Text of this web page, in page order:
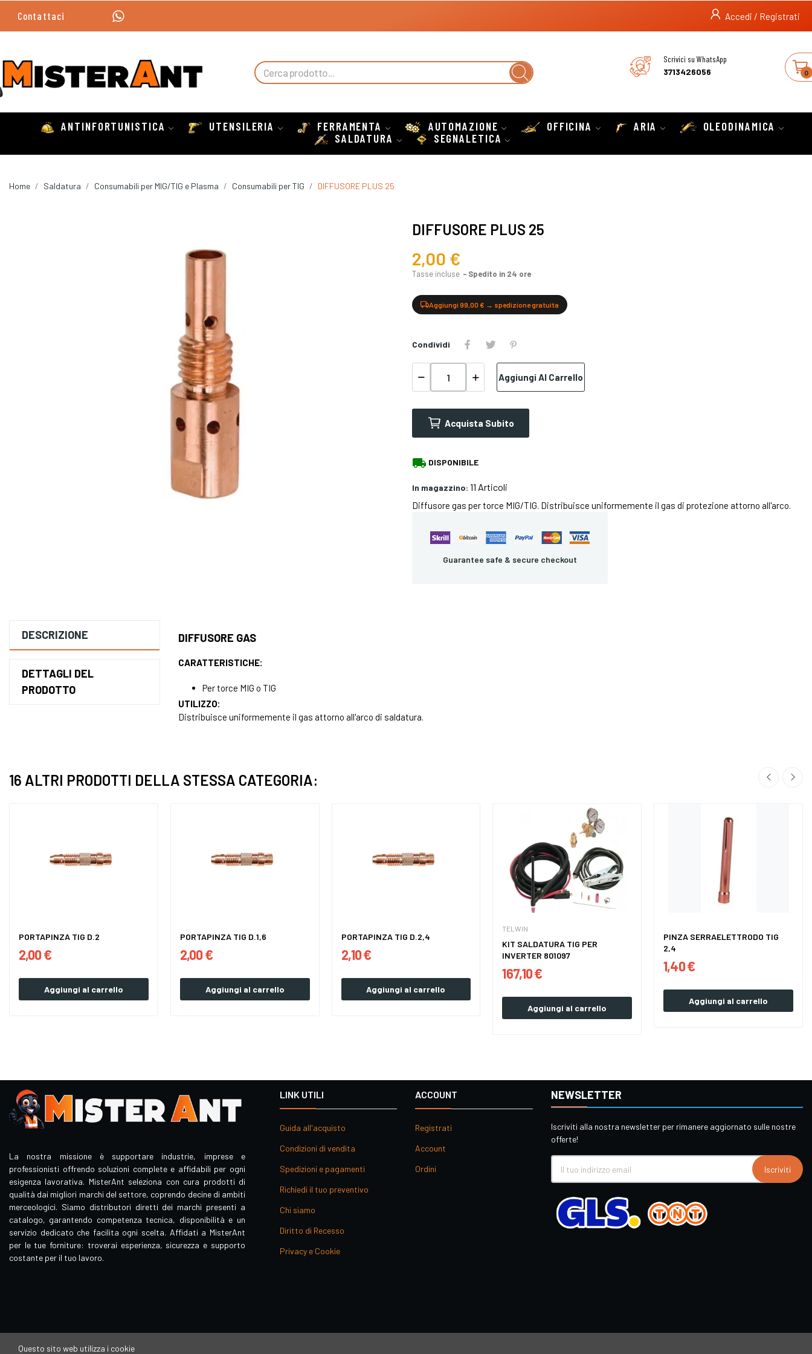
Contattaci Accedi / Registrati
0
Scrivici su WhatsApp
3713426056
ANTINFORTUNISTICA UTENSILERIA FERRAMENTA AUTOMAZIONE OFFICINA ARIA
OLEODINAMICA
SALDATURA
SEGNALETICA
Home Saldatura Consumabili per MIG/TIG e Plasma Consumabili per TIG DIFFUSORE PLUS 25
DIFFUSORE PLUS 25
2,00 €
Tasse incluse Spedito in 24 ore
Aggiungi 99,00 € → spedizione gratuita
Condividi
Aggiungi Al Carrello
Acquista Subito
local_shipping DISPONIBILE
In magazzino: 11 Articoli
Diffusore gas per torce MIG/TIG. Distribuisce uniformemente il gas di protezione attorno all'arco.
Guarantee safe & secure checkout
DESCRIZIONE
DETTAGLI DEL
PRODOTTO
DIFFUSORE GAS
CARATTERISTICHE:
Per torce MIG o TIG
UTILIZZO:
Distribuisce uniformemente il gas attorno all'arco di saldatura.
16 ALTRI PRODOTTI DELLA STESSA CATEGORIA:
PORTAPINZA TIG D.2
2,00 €
Aggiungi al carrello
PORTAPINZA TIG D.1,6
2,00 €
Aggiungi al carrello
PORTAPINZA TIG D.2,4
2,10 €
Aggiungi al carrello
TELWIN
KIT SALDATURA TIG PER
INVERTER 801097
167,10 €
Aggiungi al carrello
PINZA SERRAELETTRODO TIG
2,4
1,40 €
Aggiungi al carrello
La nostra missione è supportare industrie, imprese e
professionisti offrendo soluzioni complete e affidabili per ogni
esigenza lavorativa. MisterAnt seleziona con cura prodotti di
qualità dai migliori marchi del settore, coprendo decine di ambiti
merceologici. Siamo distributori diretti dei marchi presenti a
catalogo, garantendo competenza tecnica, disponibilità e un
servizio dedicato che facilita ogni scelta. Affidati a MisterAnt
per le tue forniture: troverai esperienza, sicurezza e supporto
costante per il tuo lavoro.
LINK UTILI
Guida all'acquisto
Condizioni di vendita
Spedizioni e pagamenti
Richiedi il tuo preventivo
Chi siamo
Diritto di Recesso
Privacy e Cookie
ACCOUNT
Registrati
Account
Ordini
NEWSLETTER
Iscriviti alla nostra newsletter per rimanere aggiornato sulle nostre
offerte!
Iscriviti
Questo sito web utilizza i cookie